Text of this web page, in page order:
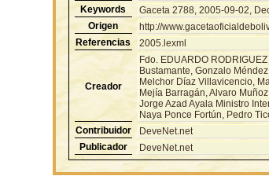
Keywords
Gaceta 2788, 2005-09-02,
Origen
http://
Referencias
2005.lexml
Creador
Fdo. EDUARDO
Bustamante, Gonzalo
Melchor Díaz Villavicencio,
Mejía Barragán, Alvaro
Jorge Azad Ayala Ministro
Naya Ponce Fortún, Pedro
Contribuidor
DeveNet.net
Publicador
DeveNet.net